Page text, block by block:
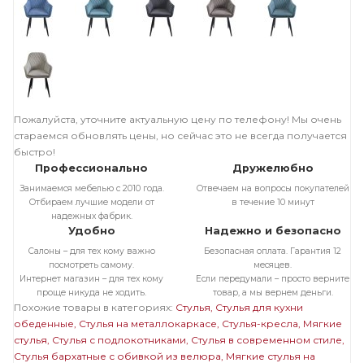
Пожалуйста, уточните актуальную цену по телефону! Мы очень
стараемся обновлять цены, но сейчас это не всегда получается
быстро!
Профессионально
Занимаемся мебелью с 2010 года.
Отбираем лучшие модели от
надежных фабрик.
Дружелюбно
Отвечаем на вопросы покупателей
в течение 10 минут
Удобно
Салоны – для тех кому важно
посмотреть самому.
Интернет магазин – для тех кому
проще никуда не ходить.
Надежно и безопасно
Безопасная оплата. Гарантия 12
месяцев.
Если передумали – просто верните
товар, а мы вернем деньги.
Похожие товары в категориях: Стулья Стулья для кухни
обеденные Стулья на металлокаркасе Стулья-кресла Мягкие
стулья Стулья с подлокотниками Стулья в современном стиле
Стулья бархатные с обивкой из велюра Мягкие стулья на